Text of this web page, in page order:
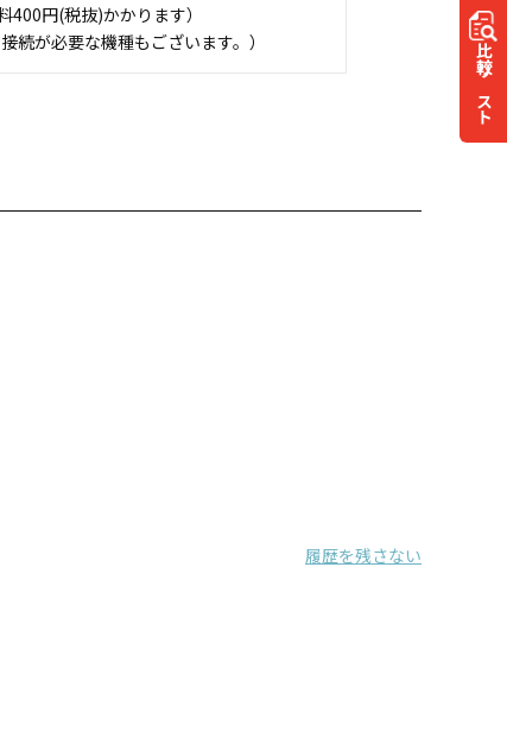
比較
リスト
円(税抜)かかります）
が必要な機種もございます。）
履歴を残さない